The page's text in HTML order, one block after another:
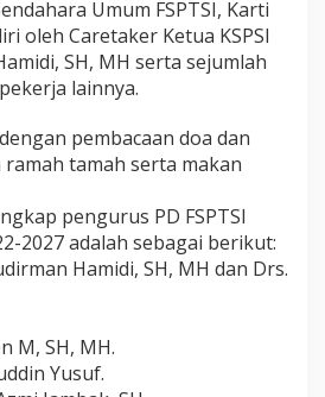
Umum FSPTSI, Karti
oleh Caretaker Ketua KSPSI
SH, MH serta sejumlah
lainnya.
pembacaan doa dan
tamah serta makan
pengurus PD FSPTSI
2027 adalah sebagai berikut:
Hamidi, SH, MH dan Drs.
M, SH, MH.
Yusuf.